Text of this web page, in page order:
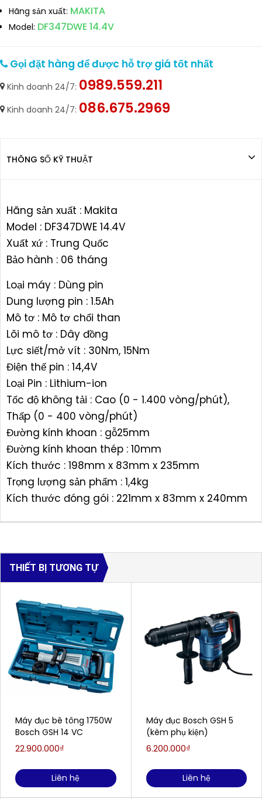
Hãng sản xuất: MAKITA
Model: DF347DWE 14.4V
Gọi đặt hàng để được hỗ trợ giá tốt nhất
Kinh doanh 24/7: 0989.559.211
Kinh doanh 24/7: 086.675.2969
THÔNG SỐ KỸ THUẬT
Hãng sản xuất : Makita
Model : DF347DWE 14.4V
Xuất xứ : Trung Quốc
Bảo hành : 06 tháng
Loại máy : Dùng pin
Dung lượng pin : 1.5Ah
Mô tơ : Mô tơ chổi than
Lõi mô tơ : Dây đồng
Lực siết/mở vít : 30Nm, 15Nm
Điện thế pin : 14,4V
Loại Pin : Lithium-ion
Tốc độ không tải : Cao (0 - 1.400 vòng/phút),
Thấp (0 - 400 vòng/phút)
Đường kính khoan : gỗ25mm
Đường kính khoan thép : 10mm
Kích thước : 198mm x 83mm x 235mm
Trọng lượng sản phẩm : 1,4kg
Kích thước đóng gói : 221mm x 83mm x 240mm
THIẾT BỊ TƯƠNG TỰ
Máy đục bê tông 1750W
Bosch GSH 14 VC
22.900.000₫
Liên hệ
Máy đục Bosch GSH 5
(kèm phụ kiện)
6.200.000₫
Liên hệ